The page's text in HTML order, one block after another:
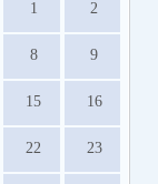
1 2
8 9
15 16
22 23